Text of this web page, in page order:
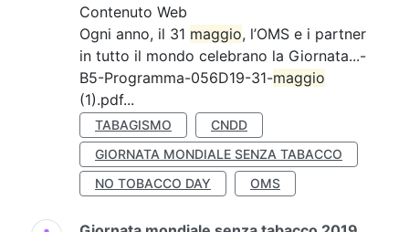
Contenuto Web
Ogni anno, il 31 maggio, l’OMS e i partner
in tutto il mondo celebrano la Giornata...-
B5-Programma-056D19-31-maggio
(1).pdf...
TABAGISMO
CNDD
GIORNATA MONDIALE SENZA TABACCO
NO TOBACCO DAY
OMS